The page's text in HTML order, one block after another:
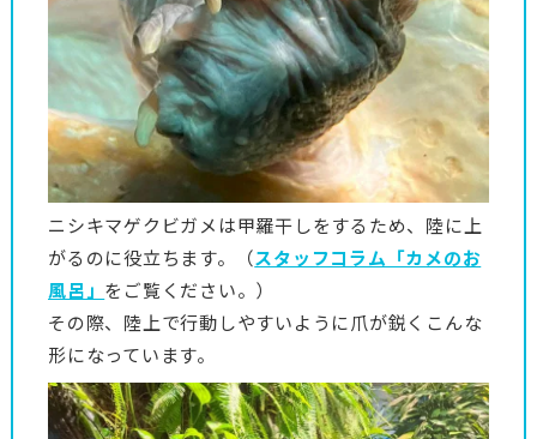
ニシキマゲクビガメは甲羅干しをするため、陸に上
がるのに役立ちます。（スタッフコラム「カメのお
風呂」 をご覧ください。）
その際、陸上で行動しやすいように爪が鋭くこんな
形になっています。